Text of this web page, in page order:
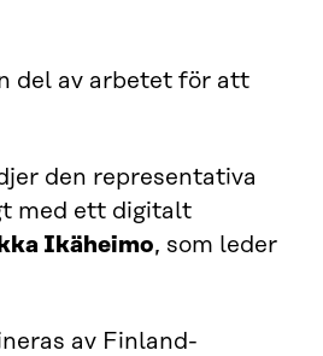
del av arbetet för att
den representativa
med ett digitalt
Ikäheimo, som leder
av Finland-